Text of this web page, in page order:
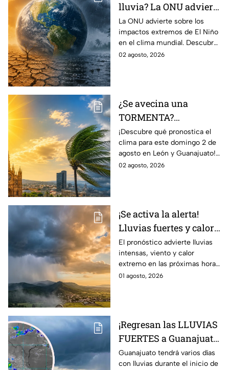
lluvia? La ONU advierte
por los efectos
EXTREMOS de ‘El Niño’
y que cambiarán el
clima en el mundo
La ONU advierte sobre los
impactos extremos de El Niño
en el clima mundial. Descubre
cómo podría cambiar el clima
02 agosto, 2026
¿Se avecina una
TORMENTA?
Aumentan las
posibilidad de
LLUVIAS FUERTES en
León, Gto., hoy 2 de
¡Descubre qué pronostica el
clima para este domingo 2 de
agosto en León y Guanajuato!
Desde una mañana
02 agosto, 2026
¡Se activa la alerta!
Lluvias fuertes y calor
extremo en gran parte
de México; ¿afectará a
Guanajuato?
El pronóstico advierte lluvias
intensas, viento y calor
extremo en las próximas horas
en gran parte del país.
01 agosto, 2026
¡Regresan las LLUVIAS
FUERTES a Guanajuato!
Pronostican varios
días con chubascos y
Guanajuato tendrá varios días
con lluvias durante el inicio de